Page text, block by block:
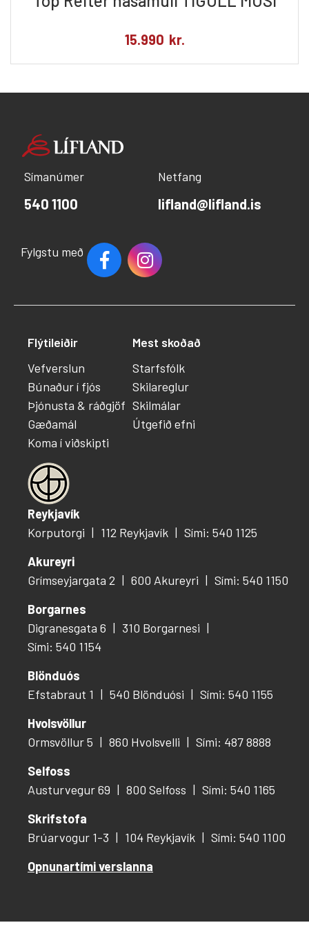
15.990 kr.
Símanúmer
540 1100
Netfang
lifland@lifland.is
Fylgstu með
Reykjavík
Korputorgi
112 Reykjavík
Sími: 540 1125
Akureyri
Grímseyjargata 2
600 Akureyri
Sími: 540 1150
Borgarnes
Digranesgata 6
310 Borgarnesi
Sími: 540 1154
Blönduós
Efstabraut 1
540 Blönduósi
Sími: 540 1155
Hvolsvöllur
Ormsvöllur 5
860 Hvolsvelli
Sími: 487 8888
Selfoss
Austurvegur 69
800 Selfoss
Sími: 540 1165
Skrifstofa
Brúarvogur 1-3
104 Reykjavík
Sími: 540 1100
Opnunartími verslanna
Flýtileiðir
Vefverslun
Búnaður í fjós
Þjónusta & ráðgjöf
Gæðamál
Koma í viðskipti
Mest skoðað
Starfsfólk
Skilareglur
Skilmálar
Útgefið efni